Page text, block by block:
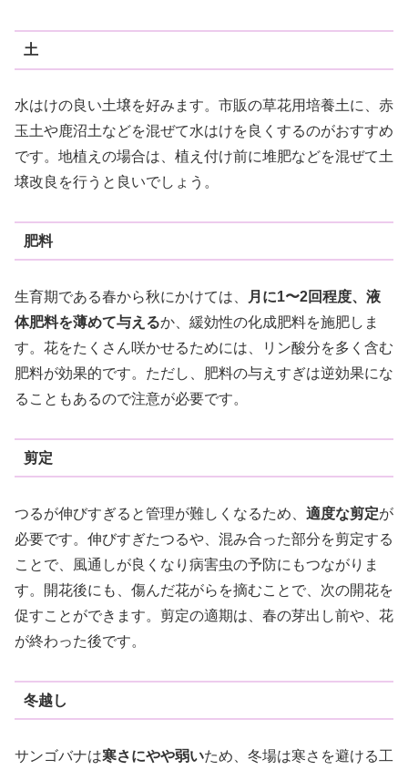
土
水はけの良い土壌を好みます。市販の草花用培養土に、赤
玉土や鹿沼土などを混ぜて水はけを良くするのがおすすめ
です。地植えの場合は、植え付け前に堆肥などを混ぜて土
壌改良を行うと良いでしょう。
肥料
生育期である春から秋にかけては、
月に1〜2回程度、液
体肥料を薄めて与えるか、緩効性の化成肥料を施肥しま
す。花をたくさん咲かせるためには、リン酸分を多く含む
肥料が効果的です。ただし、肥料の与えすぎは逆効果にな
ることもあるので注意が必要です。
剪定
つるが伸びすぎると管理が難しくなるため、 適度な剪定が
必要です。伸びすぎたつるや、混み合った部分を剪定する
ことで、風通しが良くなり病害虫の予防にもつながりま
す。開花後にも、傷んだ花がらを摘むことで、次の開花を
促すことができます。剪定の適期は、春の芽出し前や、花
が終わった後です。
冬越し
サンゴバナは寒さにやや弱いため、冬場は寒さを避ける工